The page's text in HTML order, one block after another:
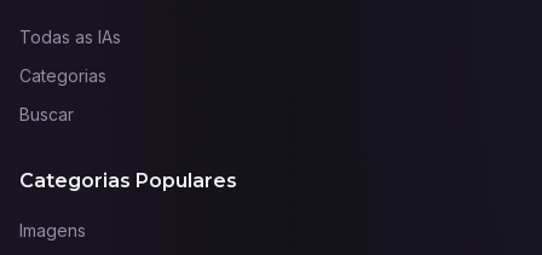
Todas as IAs
Categorias
Buscar
Categorias Populares
Imagens